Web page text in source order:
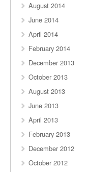
August 2014
June 2014
April 2014
February 2014
December 2013
October 2013
August 2013
June 2013
April 2013
February 2013
December 2012
October 2012